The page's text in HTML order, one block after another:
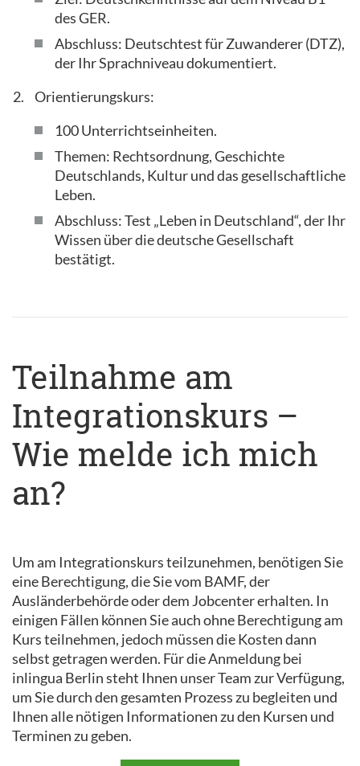
des GER.
Abschluss: Deutschtest für Zuwanderer (DTZ),
der Ihr Sprachniveau dokumentiert.
Orientierungskurs:
100 Unterrichtseinheiten.
Themen: Rechtsordnung, Geschichte
Deutschlands, Kultur und das gesellschaftliche
Leben.
Abschluss: Test „Leben in Deutschland“, der Ihr
Wissen über die deutsche Gesellschaft
bestätigt.
Teilnahme am
Integrationskurs –
Wie melde ich mich
an?
Um am Integrationskurs teilzunehmen, benötigen Sie
eine Berechtigung, die Sie vom BAMF, der
Ausländerbehörde oder dem Jobcenter erhalten. In
einigen Fällen können Sie auch ohne Berechtigung am
Kurs teilnehmen, jedoch müssen die Kosten dann
selbst getragen werden. Für die Anmeldung bei
inlingua Berlin steht Ihnen unser Team zur Verfügung,
um Sie durch den gesamten Prozess zu begleiten und
Ihnen alle nötigen Informationen zu den Kursen und
Terminen zu geben.